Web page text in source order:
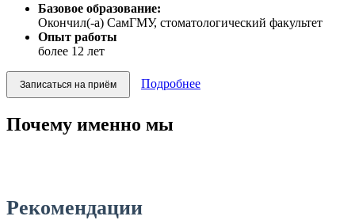
Базовое образование:
Окончил(-а) СамГМУ, стоматологический факультет
Опыт работы
более 12 лет
Записаться на приём Подробнее
Почему именно мы
Рекомендации